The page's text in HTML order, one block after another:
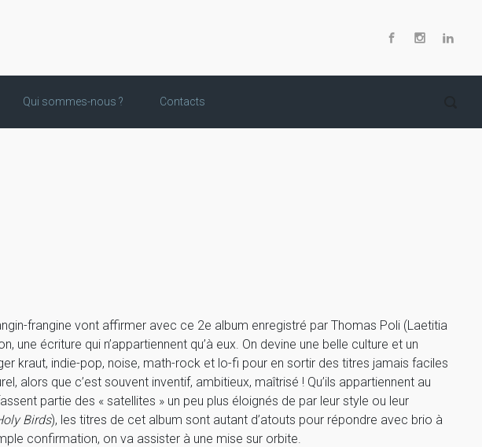
Qui sommes-nous ? Contacts
frangine vont affirmer avec ce 2e album enregistré par Thomas Poli (Laetitia
une écriture qui n’appartiennent qu’à eux. On devine une belle culture et un
kraut, indie-pop, noise, math-rock et lo-fi pour en sortir des titres jamais faciles
alors que c’est souvent inventif, ambitieux, maîtrisé ! Qu’ils appartiennent au
partie des « satellites » un peu plus éloignés de par leur style ou leur
Birds), les titres de cet album sont autant d’atouts pour répondre avec brio à
confirmation, on va assister à une mise sur orbite.